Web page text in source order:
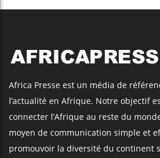
Africa Presse est un média de
l’actualité en Afrique. Notre objectif
connecter l’Afrique au reste du
moyen de communication simple et
promouvoir la diversité du continent